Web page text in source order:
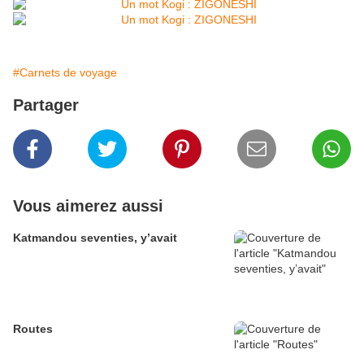
#Carnets de voyage
Partager
Vous aimerez aussi
Katmandou seventies, y’avait
Routes